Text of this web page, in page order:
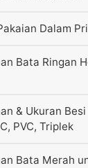
Dalam
Bata Ringan
& Ukuran
PVC, Triplek
Bata Merah